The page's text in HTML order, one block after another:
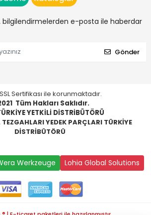
bilgilendirmelerden e-posta ile haberdar
Gönder
Sertifikası ile korunmaktadır.
Tüm Hakları Saklıdır.
YETKİLİ DİSTRİBÜTÖRÜ
YEDEK PARÇLARI TÜRKİYE
DİSTRİBÜTÖRÜ
Werkzeuge Lohia Global Solutions